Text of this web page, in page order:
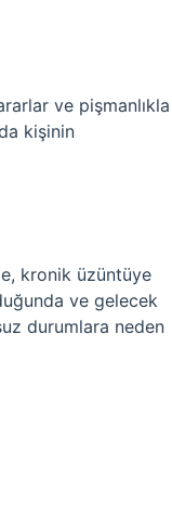
ve pişmanlıkla
kişinin
kronik üzüntüye
ve gelecek
durumlara neden